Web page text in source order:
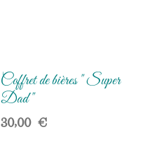
Coffret de bières " Super
Dad "
30,00€